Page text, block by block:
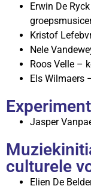
Erwin De
Kristof
Nele
Roos Velle –
Els Wilmaers
Jasper
culturele
Elien De